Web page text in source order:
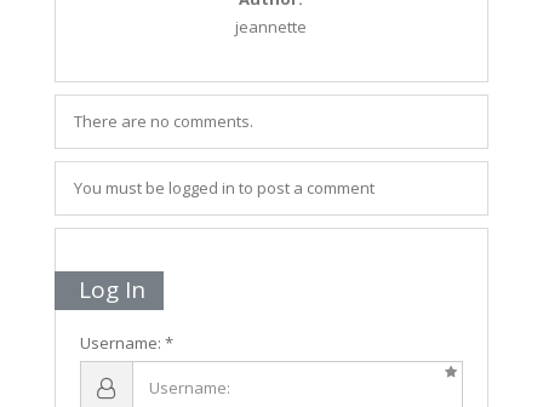
jeannette
There are no comments.
You must be logged in to post a comment
Log In
Username: